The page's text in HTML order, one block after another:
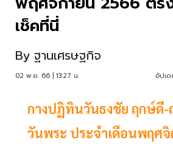
เช็คที่นี่
By ฐานเศรษฐกิจ
02 พ.ย. 66 | 13:27 น. อัปเ
กางปฏิทินวันธงชัย ฤกษ์ดี-
วันพระ ประจำเดือนพฤศจิ